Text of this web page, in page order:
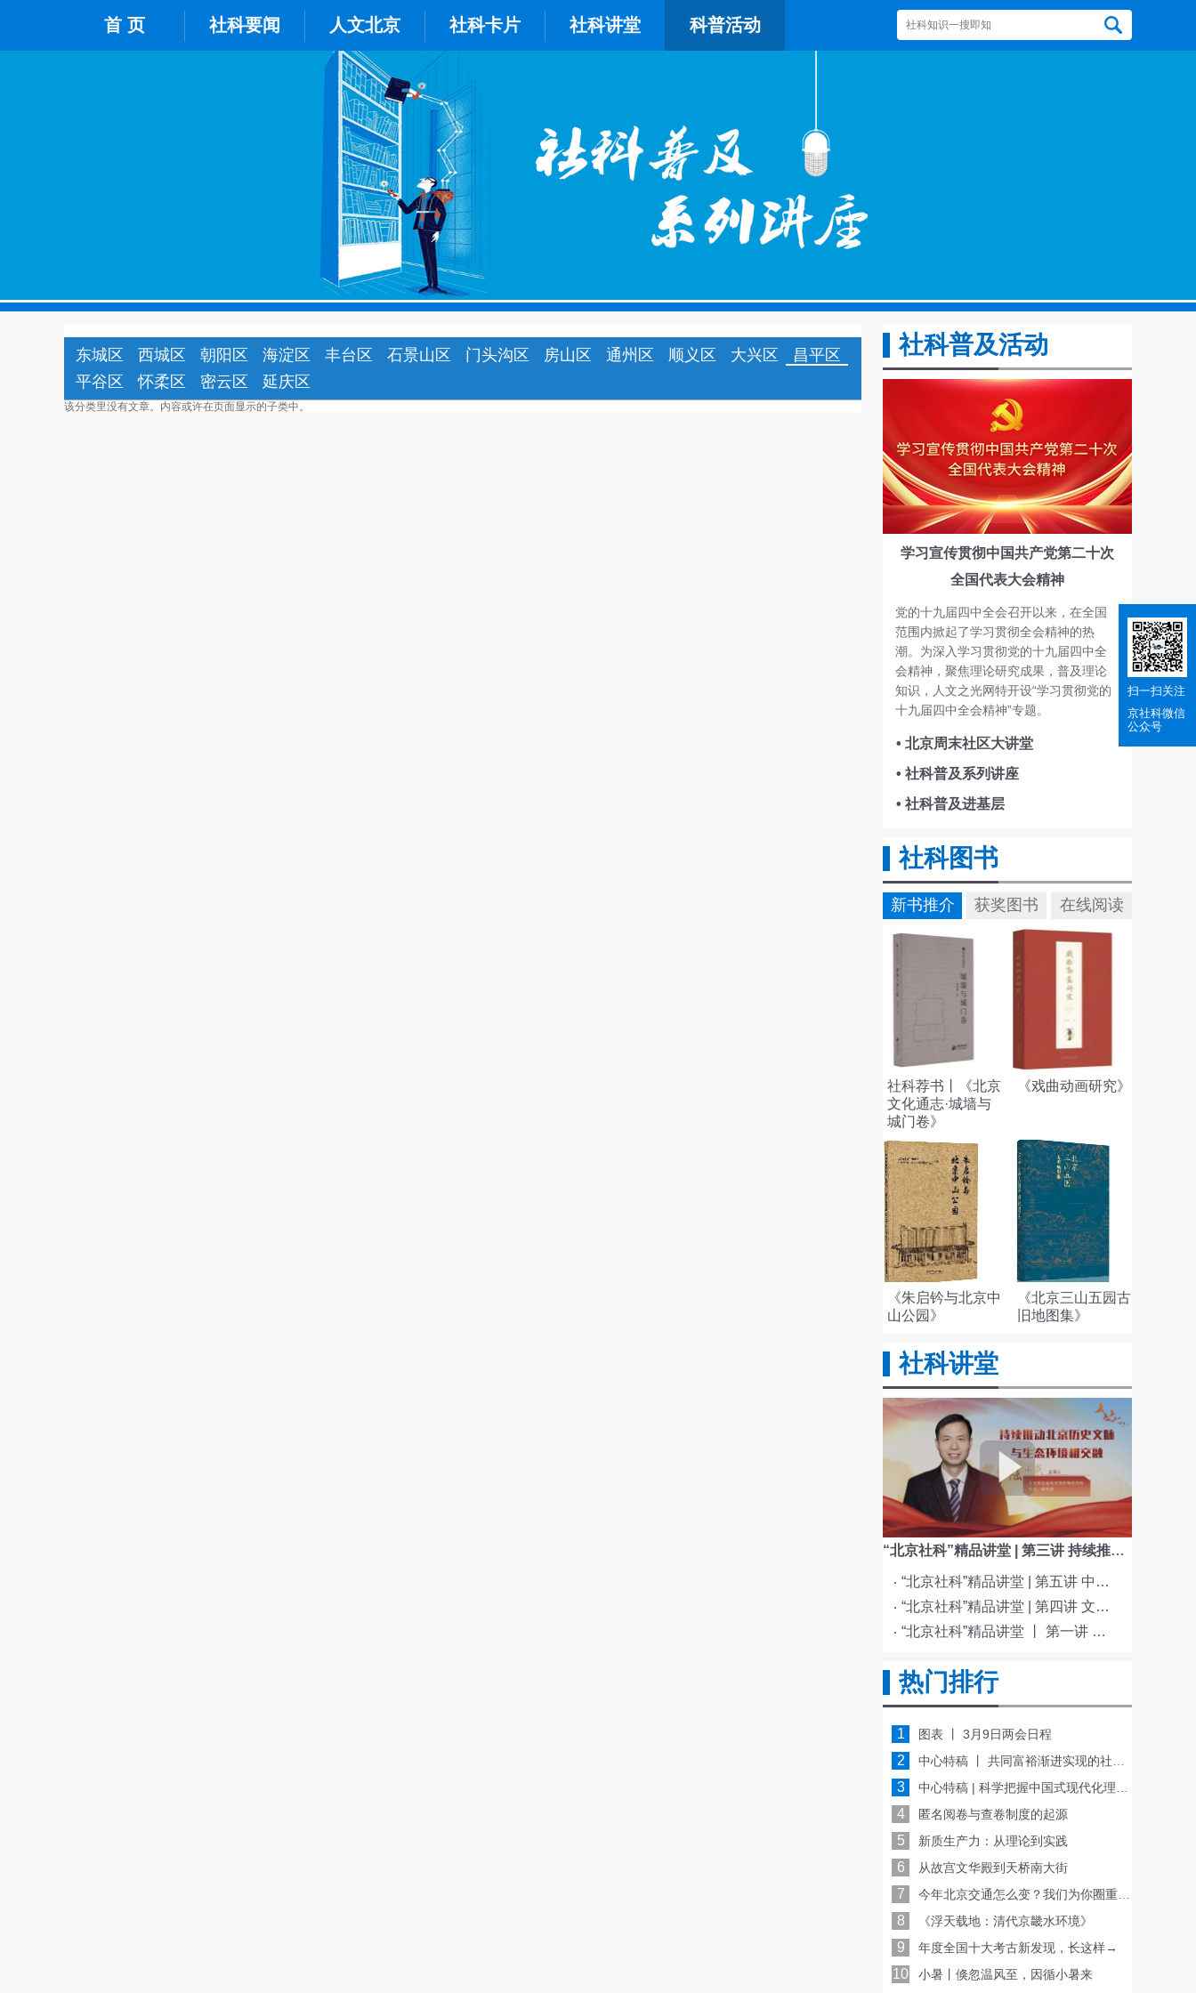
首 页 社科要闻 人文北京 社科卡片 社科讲堂 科普活动
东城区 西城区 朝阳区 海淀区 丰台区 石景山区 门头沟区 房山区 通州区 顺义区 大兴区
昌平区
平谷区
怀柔区 密云区 延庆区
该分类里没有文章。内容或许在页面显示的子类中。
社科普及活动
学习宣传贯彻中国共产党第二十次
全国代表大会精神
党的十九届四中全会召开以来，在全国
范围内掀起了学习贯彻全会精神的热
潮。为深入学习贯彻党的十九届四中全
会精神，聚焦理论研究成果，普及理论
知识，人文之光网特开设“学习贯彻党的
十九届四中全会精神”专题。
• 北京周末社区大讲堂
• 社科普及系列讲座
• 社科普及进基层
社科图书
新书推介 获奖图书 在线阅读
社科荐书丨《北京
文化通志·城墙与
城门卷》
《戏曲动画研究》
《朱启钤与北京中
山公园》
《北京三山五园古
旧地图集》
社科讲堂
“北京社科”精品讲堂 | 第三讲 持续推动北京历史文脉与生态环境相交融
“北京社科”精品讲堂 | 第五讲 中国电影与文化传统
“北京社科”精品讲堂 | 第四讲 文化与科技融合赋能新质生产力发展
“北京社科”精品讲堂 丨 第一讲 《红楼梦》的北京情缘
热门排行
1 图表 丨 3月9日两会日程
2 中心特稿 丨 共同富裕渐进实现的社会基础
3 中心特稿 | 科学把握中国式现代化理论内涵
4 匿名阅卷与查卷制度的起源
5 新质生产力：从理论到实践
6 从故宫文华殿到天桥南大街
7 今年北京交通怎么变？我们为你圈重点！
8 《浮天载地：清代京畿水环境》
9 年度全国十大考古新发现，长这样→
10 小暑丨倏忽温风至，因循小暑来
扫一扫关注
京社科微信
公众号